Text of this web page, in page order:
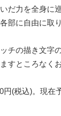
だ力を全身に
部に自由に取
チの描き文字
すところなく
円(税込)。現在